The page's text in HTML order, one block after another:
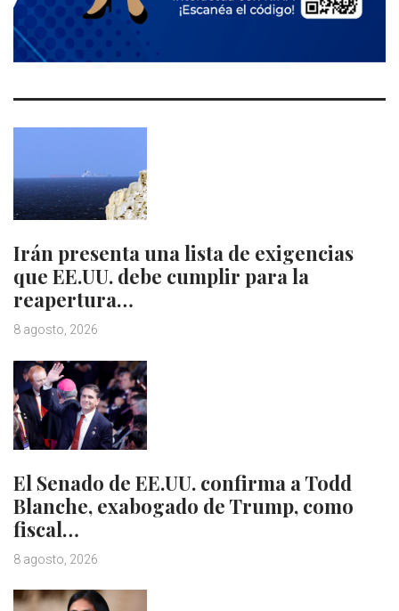
Irán presenta una lista de exigencias
que EE.UU. debe cumplir para la
reapertura…
8 agosto, 2026
El Senado de EE.UU. confirma a Todd
Blanche, exabogado de Trump, como
fiscal…
8 agosto, 2026